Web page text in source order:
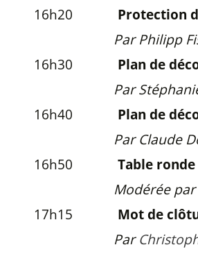
16h20 Protection
Par Philipp Fischer,
16h30 Plan de
Par Stéphanie
16h40 Plan de
Par Claude
16h50 Table
Modérée par
17h15 Mot de
Par